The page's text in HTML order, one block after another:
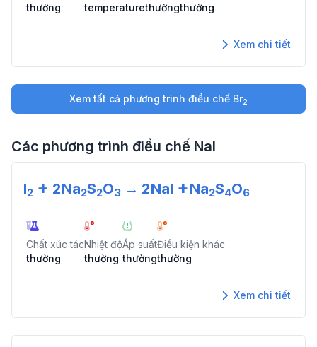
thường
temperaturethườngthường
Xem chi tiết
Xem tất cả phương trình điều chế Br2
Các phương trình điều chế NaI
I2 + 2Na2S2O3 → 2NaI +Na2S4O6
Chất xúc tác
thường
Nhiệt độ
thường
Áp suất
thường
Điều kiện khác
thường
Xem chi tiết